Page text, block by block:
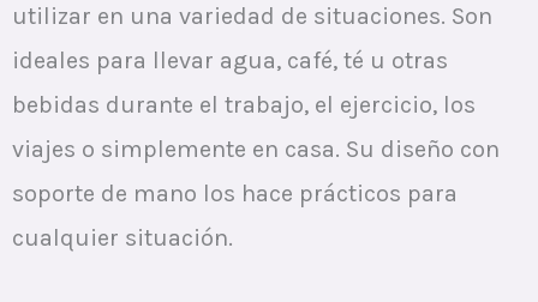
utilizar en una variedad de situaciones. Son
ideales para llevar agua, café, té u otras
bebidas durante el trabajo, el ejercicio, los
viajes o simplemente en casa. Su diseño con
soporte de mano los hace prácticos para
cualquier situación.